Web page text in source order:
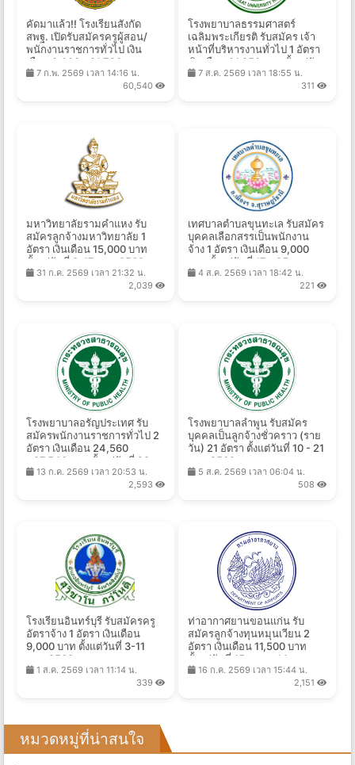
คัดมาแล้ว!! โรงเรียนสังกัด
สพฐ. เปิดรับสมัครครูผู้สอน/
พนักงานราชการทั่วไป เงิน
เดือน 9,000 - 21,780 บาท
จำนวนหลายอัตรา หลาย
จังหวัด ทั่วประเทศ เช็คได้เลยที่
นี่
7 ก.พ. 2569 เวลา 14:16 น.
60,540
โรงพยาบาลธรรมศาสตร์
เฉลิมพระเกียรติ รับสมัคร เจ้า
หน้าที่บริหารงานทั่วไป 1 อัตรา
เงินเดือน 21,250 บาท ตั้งแต่วัน
ที่ 7 - 17 ส.ค. 2569
7 ส.ค. 2569 เวลา 18:55 น.
311
มหาวิทยาลัยรามคำแหง รับ
สมัครลูกจ้างมหาวิทยาลัย 1
อัตรา เงินเดือน 15,000 บาท
ตั้งแต่วันที่ 3-17 ส.ค. 2569
31 ก.ค. 2569 เวลา 21:32 น.
2,039
เทศบาลตําบลขุนทะเล รับสมัคร
บุคคลเลือกสรรเป็นพนักงาน
จ้าง 1 อัตรา เงินเดือน 9,000
บาท ตั้งแต่วันที่ 17 - 25 ส.ค.
2569
4 ส.ค. 2569 เวลา 18:42 น.
221
โรงพยาบาลอรัญประเทศ รับ
สมัครพนักงานราชการทั่วไป 2
อัตรา เงินเดือน 24,560
- 27,540 บาท ตั้งแต่วันที่ 22
ก.ค. - 21 ส.ค. 2569
13 ก.ค. 2569 เวลา 20:53 น.
2,593
โรงพยาบาลลำพูน รับสมัคร
บุคคลเป็นลูกจ้างชั่วคราว (ราย
วัน) 21 อัตรา ตั้งแต่วันที่ 10 - 21
ส.ค. 2569
5 ส.ค. 2569 เวลา 06:04 น.
508
โรงเรียนอินทร์บุรี รับสมัครครู
อัตราจ้าง 1 อัตรา เงินเดือน
9,000 บาท ตั้งแต่วันที่ 3-11
ส.ค. 2569
1 ส.ค. 2569 เวลา 11:14 น.
339
ท่าอากาศยานขอนแก่น รับ
สมัครลูกจ้างทุนหมุนเวียน 2
อัตรา เงินเดือน 11,500 บาท
ตั้งแต่วันที่ 15 ก.ค. - 14 ส.ค.
2569
16 ก.ค. 2569 เวลา 15:44 น.
2,151
หมวดหมู่ที่น่าสนใจ